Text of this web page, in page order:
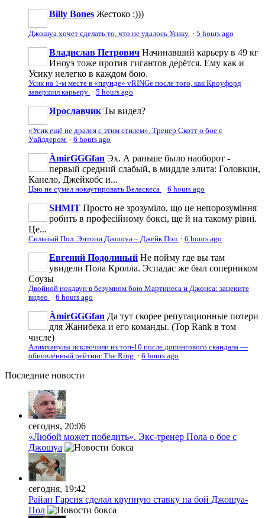
Billy Bones Жестоко :)))
Джошуа хочет сделать то, что не удалось Усику · 5 hours ago
Владислав Петрович Начинавший карьеру в 49 кг
Иноуэ тоже против гигантов дерётся. Ему как и
Усику нелегко в каждом бою.
Усик на 1-м месте в «паунде» vRINGe после того, как Кроуфорд
завершил карьеру · 5 hours ago
Ярославчик Ты видел?
«Усик ещё не дрался с этим стилем». Тренер Скотт о бое с
Уайлдером · 6 hours ago
ÀmirGGGfan Эх. А раньше было наоборот -
первый средний слабый, в миддле элита: Головкин,
Канело, Джейкобс и...
Цзю не сумел нокаутировать Веласкеса · 6 hours ago
SHMIT Просто не зрозуміло, що це непорозуміння
робить в професійному боксі, ще й на такому рівні.
Це...
Сильный Пол. Энтони Джошуа – Джейк Пол · 6 hours ago
Евгений Подолиный Не пойму где вы там
увидели Пола Кролла. Эспадас же был соперником
Соузы
Двойной нокдаун в безумном бою Мартинеса и Джонса: зацените
видео · 6 hours ago
ÀmirGGGfan Да тут скорее репутационные потери
для Жанибека и его команды. (Top Rank в том
числе)
Алимханулы исключили из топ-10 после допингового скандала —
обновлённый рейтинг The Ring · 6 hours ago
Последние новости
сегодня, 20:06
«Любой может победить». Экс-тренер Пола о бое с
Джошуа
сегодня, 19:42
Райан Гарсия сделал крупную ставку на бой Джошуа-
Пол